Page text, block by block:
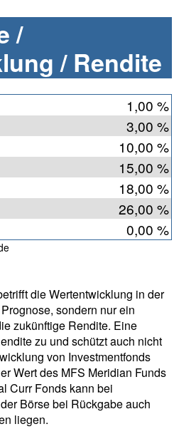
/
/ Rendite
1,00 %
3,00 %
10,00 %
15,00 %
18,00 %
26,00 %
0,00 %
die Wertentwicklung in der
sondern nur ein
zukünftige Rendite. Eine
zu und schützt auch nicht
von Investmentfonds
Wert des MFS Meridian Funds
Curr Fonds kann bei
Börse bei Rückgabe auch
liegen.